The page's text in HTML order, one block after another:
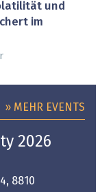
und
im
» MEHR EVENTS
2026
8810